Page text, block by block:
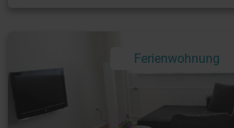
Ferienwohnung